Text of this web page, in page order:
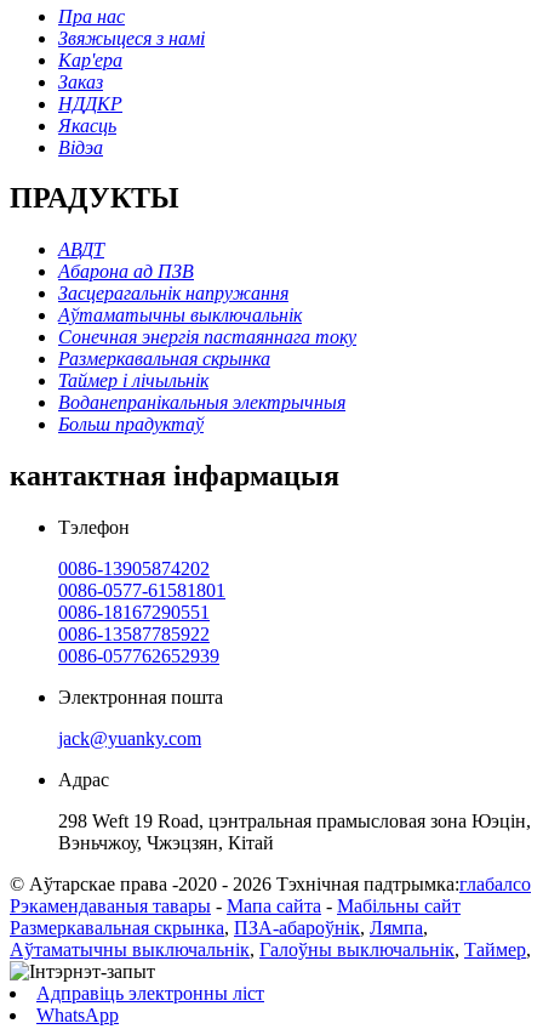
Пра нас
Звяжыцеся з намі
Кар'ера
Заказ
НДДКР
Якасць
Відэа
ПРАДУКТЫ
АВДТ
Абарона ад ПЗВ
Засцерагальнік напружання
Аўтаматычны выключальнік
Сонечная энергія пастаяннага току
Размеркавальная скрынка
Таймер і лічыльнік
Воданепранікальныя электрычныя
Больш прадуктаў
кантактная інфармацыя
Тэлефон
0086-13905874202
0086-0577-61581801
0086-18167290551
0086-13587785922
0086-057762652939
Электронная пошта
jack@yuanky.com
Адрас
298 Weft 19 Road, цэнтральная прамысловая зона Юэцін,
Вэньчжоу, Чжэцзян, Кітай
© Аўтарскае права -2020 - 2026 Тэхнічная падтрымка:глабалсо
Рэкамендаваныя тавары - Мапа сайта - Мабільны сайт
Размеркавальная скрынка, ПЗА-абароўнік, Лямпа,
Аўтаматычны выключальнік, Галоўны выключальнік, Таймер,
Адправіць электронны ліст
WhatsApp